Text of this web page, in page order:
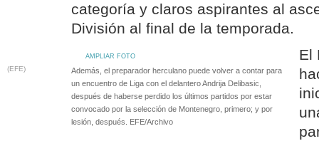
categoría y claros aspirantes al
División al final de la temporada.
AMPLIAR FOTO
(EFE)
Además, el preparador herculano puede volver a contar para
un encuentro de Liga con el delantero Andrija Delibasic,
después de haberse perdido los últimos partidos por estar
convocado por la selección de Montenegro, primero; y por
lesión, después. EFE/Archivo
El